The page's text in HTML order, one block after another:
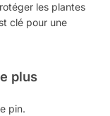
les plantes
clé pour une
plus
pin.